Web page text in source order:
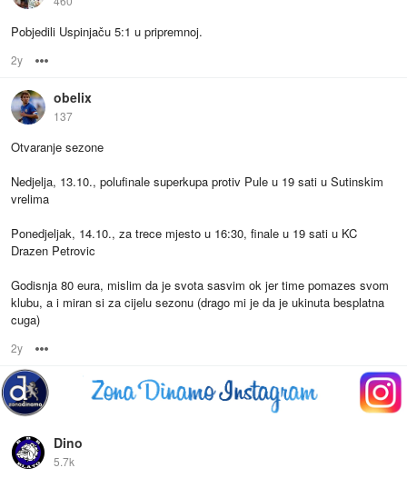
Pobjedili Uspinjaču 5:1 u pripremnoj.
2y
obelix
137
Otvaranje sezone
Nedjelja, 13.10., polufinale superkupa protiv Pule u 19 sati u Sutinskim
vrelima
Ponedjeljak, 14.10., za trece mjesto u 16:30, finale u 19 sati u KC
Drazen Petrovic
Godisnja 80 eura, mislim da je svota sasvim ok jer time pomazes svom
klubu, a i miran si za cijelu sezonu (drago mi je da je ukinuta besplatna
cuga)
2y
Dino
5.7k